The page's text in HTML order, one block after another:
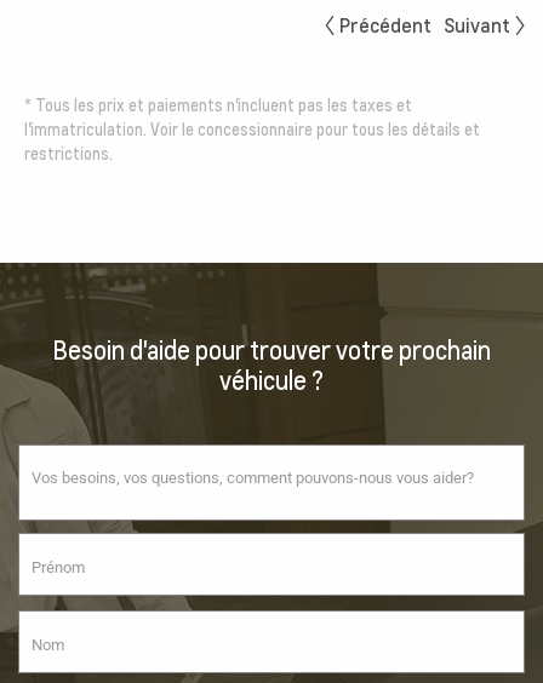
Précédent Suivant
* Tous les prix et paiements n'incluent pas les taxes et
l'immatriculation. Voir le concessionnaire pour tous les détails et
restrictions.
Besoin d'aide pour trouver votre prochain
véhicule ?